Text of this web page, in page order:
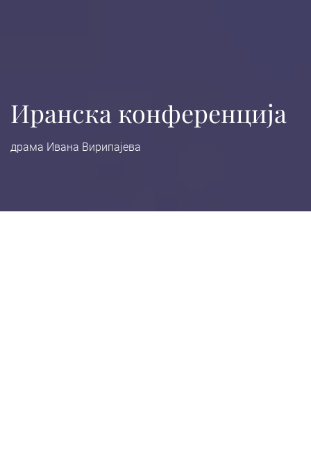
Иранска конференција
драма Ивана Вирипајева